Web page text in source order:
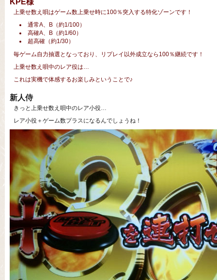
KPE様
上乗せ数え唄はゲーム数上乗せ時に100％突入する特化ゾーンです！
通常A、B（約1/100）
高確A、B（約1/60）
超高確（約1/30）
毎ゲーム自力抽選となっており、リプレイ以外成立なら100％継続です！
上乗せ数え唄中のレア役は…
これは実機で体感するお楽しみということで♪
新人侍
きっと上乗せ数え唄中のレア小役…
レア小役＋ゲーム数プラスになるんでしょうね！